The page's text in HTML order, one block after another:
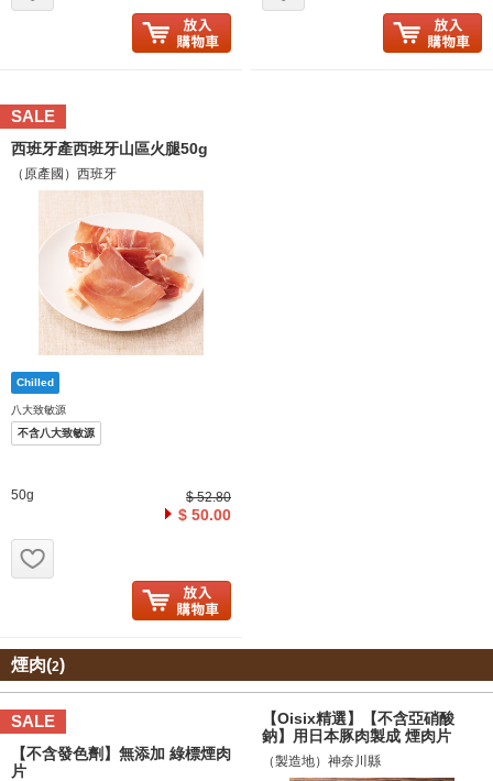
SALE
西班牙產西班牙山區火腿50g
（原產國）西班牙
八大致敏源
不含八大致敏源
50g $ 52.80
$ 50.00
煙肉(2)
SALE
【不含發色劑】無添加 綠標煙肉
片
【Oisix精選】【不含亞硝酸
鈉】用日本豚肉製成 煙肉片
（製造地）神奈川縣